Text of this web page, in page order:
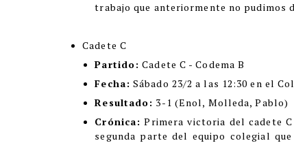
trabajo que anteriormente no pudimos
Cadete C
Partido: Cadete C - Codema B
Fecha: Sábado 23/2 a las 12:30 en el
Resultado: 3-1 (Enol, Molleda, Pablo)
Crónica: Primera victoria del cadete
segunda parte del equipo colegial